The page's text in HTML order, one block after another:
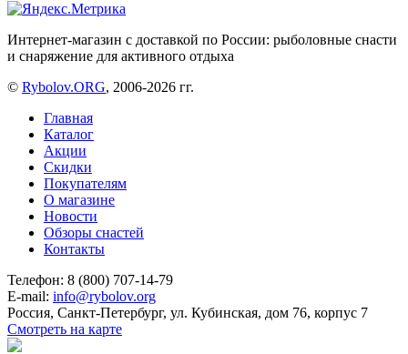
Интернет-магазин с доставкой по России: рыболовные снасти
и снаряжение для активного отдыха
© Rybolov.ORG, 2006-2026 гг.
Главная
Каталог
Акции
Скидки
Покупателям
О магазине
Новости
Обзоры снастей
Контакты
Телефон: 8 (800) 707-14-79
E-mail: info@rybolov.org
Россия, Санкт-Петербург, ул. Кубинская, дом 76, корпус 7
Смотреть на карте